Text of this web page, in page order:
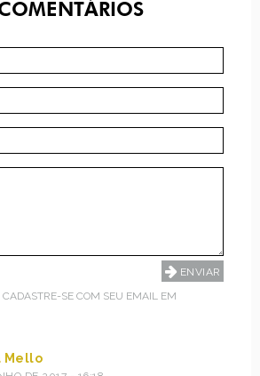
CADASTRE-SE COM SEU EMAIL EM
Mello